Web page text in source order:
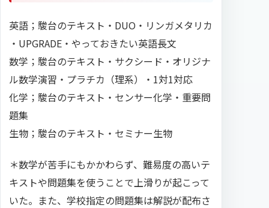
英語；駿台のテキスト・DUO・リンガメタリカ
・UPGRADE・やっておきたい英語長文
数学；駿台のテキスト・サクシード・オリジナ
ル数学演習・プラチカ（理系）・1対1対応
化学；駿台のテキスト・センサー化学・重要問
題集
生物；駿台のテキスト・セミナー生物
＊数学が苦手にもかかわらず、難易度の高いテ
キストや問題集を使うことで上滑りが起こって
いた。また、学校指定の問題集は解説が配布さ